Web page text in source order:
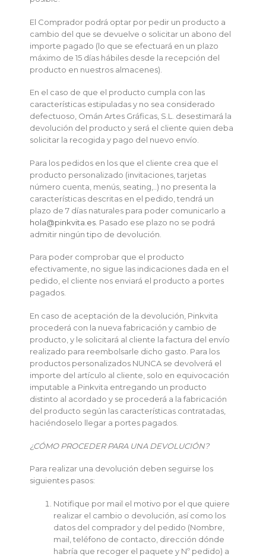
El Comprador podrá optar por pedir un producto a
cambio del que se devuelve o solicitar un abono del
importe pagado (lo que se efectuará en un plazo
máximo de 15 días hábiles desde la recepción del
producto en nuestros almacenes).
En el caso de que el producto cumpla con las
características estipuladas y no sea considerado
defectuoso, Omán Artes Gráficas, S.L. desestimará la
devolución del producto y será el cliente quien deba
solicitar la recogida y pago del nuevo envío.
Para los pedidos en los que el cliente crea que el
producto personalizado (invitaciones, tarjetas
número cuenta, menús, seating,..) no presenta la
características descritas en el pedido, tendrá un
plazo de 7 días naturales para poder comunicarlo a
hola@pinkvita.es . Pasado ese plazo no se podrá
admitir ningún tipo de devolución.
Para poder comprobar que el producto
efectivamente, no sigue las indicaciones dada en el
pedido, el cliente nos enviará el producto a portes
pagados.
En caso de aceptación de la devolución, Pinkvita
procederá con la nueva fabricación y cambio de
producto, y le solicitará al cliente la factura del envío
realizado para reembolsarle dicho gasto. Para los
productos personalizados NUNCA se devolverá el
importe del artículo al cliente, solo en equivocación
imputable a Pinkvita entregando un producto
distinto al acordado y se procederá a la fabricación
del producto según las características contratadas,
haciéndoselo llegar a portes pagados.
¿CÓMO PROCEDER PARA UNA DEVOLUCIÓN?
Para realizar una devolución deben seguirse los
siguientes pasos:
Notifique por mail el motivo por el que quiere
realizar el cambio o devolución, así como los
datos del comprador y del pedido (Nombre,
mail, teléfono de contacto, dirección dónde
habría que recoger el paquete y Nº pedido) a